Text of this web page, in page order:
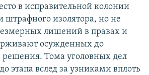
в исправительной колонии
штрафного изолятора, но не
лишений в правах и
осужденных до
Тома уголовных дел
этапа вслед за узниками вплоть